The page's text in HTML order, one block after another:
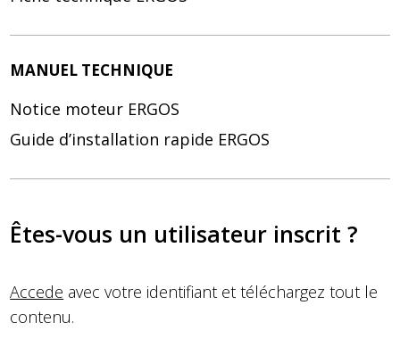
MANUEL TECHNIQUE
Notice moteur ERGOS
Guide d’installation rapide ERGOS
Êtes-vous un utilisateur inscrit ?
Accede avec votre identifiant et téléchargez tout le
contenu.